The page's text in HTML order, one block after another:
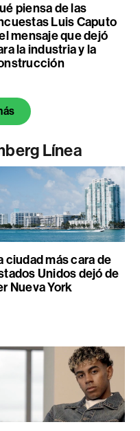
piensa de las
Luis Caputo
mensaje que dejó
la industria y la
Línea
ciudad más cara de
Unidos dejó de
Nueva York